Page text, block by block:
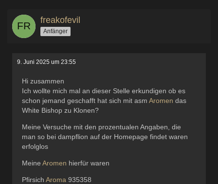
freakofevil
Anfänger
9. Juni 2025 um 23:55
Hi zusammen
Ich wollte mich mal an dieser Stelle erkundigen ob es
schon jemand geschafft hat sich mit asm Aromen das
White Bishop zu Klonen?
Meine Versuche mit den prozentualen Angaben, die
man so bei dampflion auf der Homepage findet waren
erfolglos
Meine Aromen hierfür waren
Pfirsich Aroma 935358